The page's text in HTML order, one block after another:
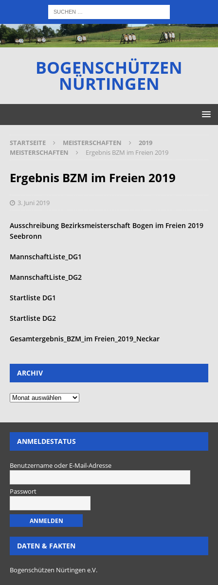
BOGENSCHÜTZEN
NÜRTINGEN
STARTSEITE MEISTERSCHAFTEN
2019
MEISTERSCHAFTEN
Ergebnis BZM im Freien 2019
Ergebnis BZM im Freien 2019
3. Juni 2019
Ausschreibung Bezirksmeisterschaft Bogen im Freien 2019
Seebronn
MannschaftListe_DG1
MannschaftListe_DG2
Startliste DG1
Startliste DG2
Gesamtergebnis_BZM_im Freien_2019_Neckar
ARCHIV
ANMELDESTATUS
Benutzername oder E-Mail-Adresse
Passwort
DATEN & FAKTEN
Bogenschützen Nürtingen e.V.